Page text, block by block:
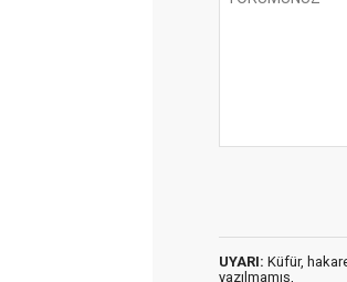
UYARI: Küfür,
yazılmamış,